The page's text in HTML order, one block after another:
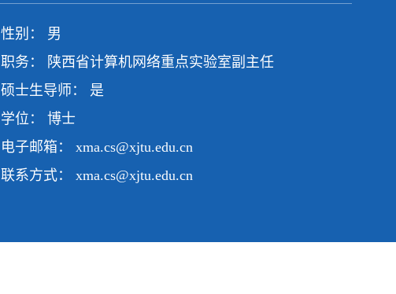
性别： 男
职务： 陕西省计算机网络重点实验室副主任
硕士生导师： 是
学位： 博士
电子邮箱： xma.cs@xjtu.edu.cn
联系方式： xma.cs@xjtu.edu.cn